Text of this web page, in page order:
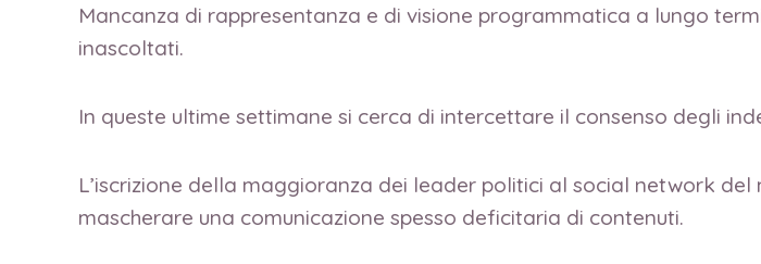
Mancanza di rappresentanza e di visione programmatica a lungo
inascoltati.
In queste ultime settimane si cerca di intercettare il consenso degli
L’iscrizione della maggioranza dei leader politici al social network
mascherare una comunicazione spesso deficitaria di contenuti.